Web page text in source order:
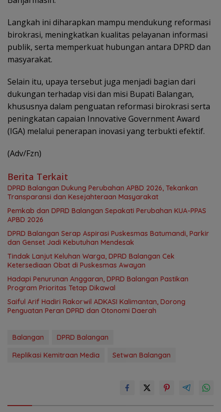
Langkah ini diharapkan mampu mendukung reformasi
birokrasi, meningkatkan kualitas pelayanan informasi
publik, serta memperkuat hubungan antara DPRD dan
masyarakat.
Selain itu, upaya tersebut juga menjadi bagian dari
dukungan terhadap visi dan misi Bupati Balangan,
khususnya dalam penguatan reformasi birokrasi serta
peningkatan capaian Innovative Government Award
(IGA) melalui penerapan inovasi yang terbukti efektif.
(Adv/Fzn)
Berita Terkait
DPRD Balangan Dukung Perubahan APBD 2026, Tekankan
Transparansi dan Kesejahteraan Masyarakat
Pemkab dan DPRD Balangan Sepakati Perubahan KUA-PPAS
APBD 2026
DPRD Balangan Serap Aspirasi Puskesmas Batumandi, Parkir
dan Genset Jadi Kebutuhan Mendesak
Tindak Lanjut Keluhan Warga, DPRD Balangan Cek
Ketersediaan Obat di Puskesmas Awayan
Hadapi Penurunan Anggaran, DPRD Balangan Pastikan
Program Prioritas Tetap Dikawal
Saiful Arif Hadiri Rakorwil ADKASI Kalimantan, Dorong
Penguatan Peran DPRD dan Otonomi Daerah
Balangan
DPRD Balangan
Replikasi Kemitraan Media
Setwan Balangan